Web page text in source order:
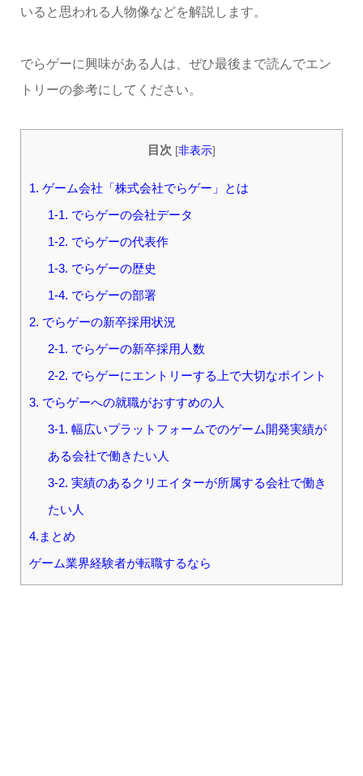
いると思われる人物像などを解説します。
でらゲーに興味がある人は、ぜひ最後まで読んでエン
トリーの参考にしてください。
目次 [非表示]
1. ゲーム会社「株式会社でらゲー」とは
1-1. でらゲーの会社データ
1-2. でらゲーの代表作
1-3. でらゲーの歴史
1-4. でらゲーの部署
2. でらゲーの新卒採用状況
2-1. でらゲーの新卒採用人数
2-2. でらゲーにエントリーする上で大切なポイント
3. でらゲーへの就職がおすすめの人
3-1. 幅広いプラットフォームでのゲーム開発実績が
ある会社で働きたい人
3-2. 実績のあるクリエイターが所属する会社で働き
たい人
4.まとめ
ゲーム業界経験者が転職するなら